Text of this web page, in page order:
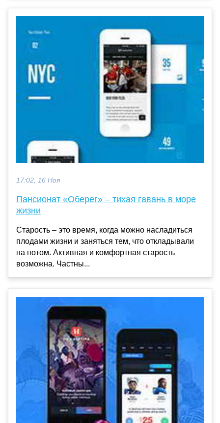
17:02, 16 Ноя
Пансионат «Оберег» – тихая гавань в море
жизни
Старость – это время, когда можно насладиться
плодами жизни и заняться тем, что откладывали
на потом. Активная и комфортная старость
возможна. Частны...